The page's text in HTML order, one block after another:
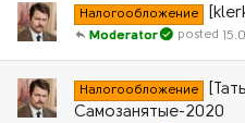
Налогообложение
Moderator
Налогообложение
Самозанятые-2020